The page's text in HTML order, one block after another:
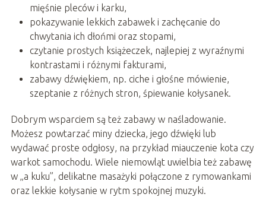
mięśnie pleców i karku,
pokazywanie lekkich zabawek i zachęcanie do
chwytania ich dłońmi oraz stopami,
czytanie prostych książeczek, najlepiej z wyraźnymi
kontrastami i różnymi fakturami,
zabawy dźwiękiem, np. ciche i głośne mówienie,
szeptanie z różnych stron, śpiewanie kołysanek.
Dobrym wsparciem są też zabawy w naśladowanie.
Możesz powtarzać miny dziecka, jego dźwięki lub
wydawać proste odgłosy, na przykład miauczenie kota czy
warkot samochodu. Wiele niemowląt uwielbia też zabawę
w „a kuku”, delikatne masażyki połączone z rymowankami
oraz lekkie kołysanie w rytm spokojnej muzyki.